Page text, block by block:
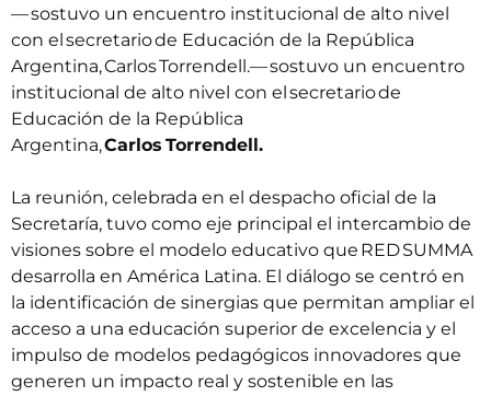
—sostuvo un encuentro institucional de alto nivel
con el secretario de Educación de la República
Argentina,CarlosTorrendell .— sostuvo un encuentro
institucional de alto nivel con el secretario de
Educación de la República
Argentina,Carlos Torrendell.
La reunión, celebrada en el despacho oficial de la
Secretaría, tuvo como eje principal el intercambio de
visiones sobre el modelo educativo que RED SUMMA
desarrolla en América Latina. El diálogo se centró en
la identificación de sinergias que permitan ampliar el
acceso a una educación superior de excelencia y el
impulso de modelos pedagógicos innovadores que
generen un impacto real y sostenible en las